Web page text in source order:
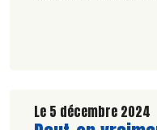
l’environnement.
de qualité rime
Découvrez celui de
Le 5 décembre 2024